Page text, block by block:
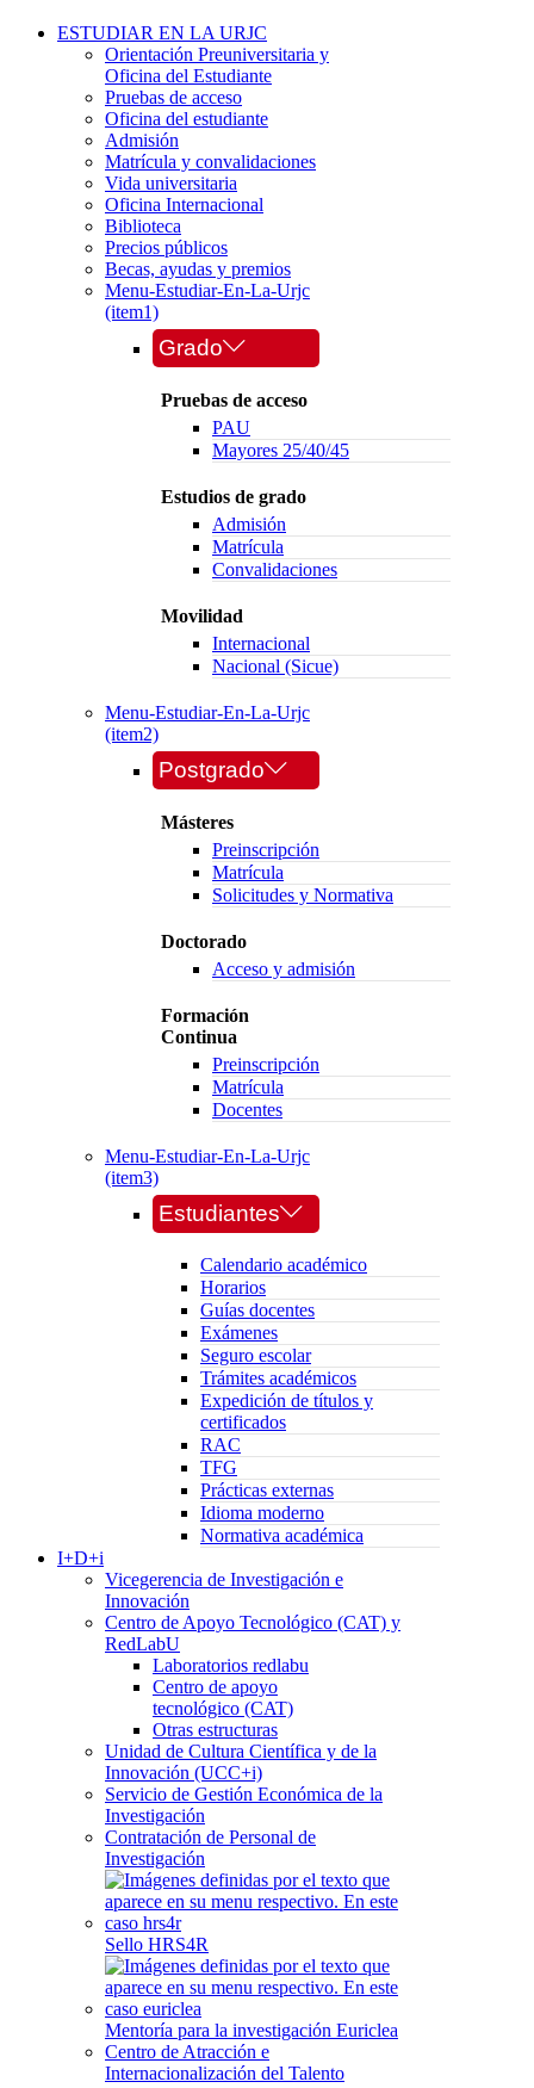
ESTUDIAR EN LA URJC
Orientación Preuniversitaria y
Oficina del Estudiante
Pruebas de acceso
Oficina del estudiante
Admisión
Matrícula y convalidaciones
Vida universitaria
Oficina Internacional
Biblioteca
Precios públicos
Becas, ayudas y premios
Menu-Estudiar-En-La-Urjc
(item1)
Grado
Pruebas de acceso
PAU
Mayores 25/40/45
Estudios de grado
Admisión
Matrícula
Convalidaciones
Movilidad
Internacional
Nacional (Sicue)
Menu-Estudiar-En-La-Urjc
(item2)
Postgrado
Másteres
Preinscripción
Matrícula
Solicitudes y Normativa
Doctorado
Acceso y admisión
Formación
Continua
Preinscripción
Matrícula
Docentes
Menu-Estudiar-En-La-Urjc
(item3)
Estudiantes
Calendario académico
Horarios
Guías docentes
Exámenes
Seguro escolar
Trámites académicos
Expedición de títulos y
certificados
RAC
TFG
Prácticas externas
Idioma moderno
Normativa académica
I+D+i
Vicegerencia de Investigación e
Innovación
Centro de Apoyo Tecnológico (CAT) y
RedLabU
Laboratorios redlabu
Centro de apoyo
tecnológico (CAT)
Otras estructuras
Unidad de Cultura Científica y de la
Innovación (UCC+i)
Servicio de Gestión Económica de la
Investigación
Contratación de Personal de
Investigación
Sello HRS4R
Mentoría para la investigación Euriclea
Centro de Atracción e
Internacionalización del Talento